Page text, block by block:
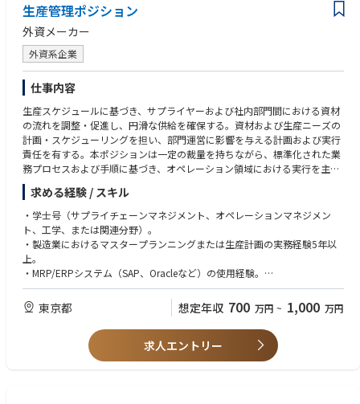
⚫ Develop and drive the facilitation of SCMR (Supply Chain Managemen
t Review) as part of the S&OP+ process framework.
⚫ Lead critical supply chain initiatives, including product launches, trans
ition management, and risk mitigation activities to minimize operational
disruption.
⚫ Support and guide supply planners through expertise, coaching, and
day-to-day collaboration while acting as a role model within the Supply
Planning function.
⚫ Collaborate with Digital, regional teams, and key stakeholders to ensu
re effective utilization, governance, and continuous improvement of pla
nning systems and tools such as ERP and FuturMaster, including plannin
g parameters, data accuracy, and process alignment.
【Context and Scope】
The Supply Planning Manager is responsible for leading end-to-end supp
ly planning activities for the Japan market, ensuring stable product avail
ability while balancing service level, inventory, and logistics cost optimiz
ation.
This role plays a critical part in strengthening overall supply capability an
d resilience by collaborating cross-functionally with Sales, Finance, Logis
tics, Manufacturing, and regional/global stakeholders. The Japan busine
ss operates with a highly complex Route-to-Market (RTM) model, includi
ng Retail, EC, D2C, and VMI operations, requiring agile and flexible suppl
y planning capabilities. In addition, the role requires close coordination
with multiple overseas manufacturing sites and regional teams to manag
生産管理ポジション
外資メーカー
外資系企業
仕事内容
生産スケジュールに基づき、サプライヤーおよび社内部門間における資材
の流れを調整・促進し、円滑な供給を確保する。資材および生産ニーズの
計画・スケジューリングを担い、部門運営に影響を与える計画および実行
責任を有する。本ポジションは一定の裁量を持ちながら、標準化された業
務プロセスおよび手順に基づき、オペレーション領域における実行を主軸
として業務を遂行する。状況に応じて判断が求められるが、基本的には上
位者の指導のもとで意思決定を行う
職務内容
・製造チームのマスタープランニング、資材管理プロセスおよび関連シス
テムを管理し、生産スケジュールおよび購買計画の策定・更新を行う。
・需要予測、生産能力、在庫レベルを考慮したバランスの取れた生産計画
・サプライチェーン各部門（製造、調達、ロジスティクス、営業など）と
の連携による計画の実行と調整。
・生産遅延、材料不足、能力制約などの問題に対する解決策の特定と実
・MRP（資材所要量計画）システムの管理と最適化。
求める経験 / スキル
・学士号（サプライチェーンマネジメント、オペレーションマネジメン
ト、工学、または関連分野）。
・製造業におけるマスタープランニングまたは生産計画の実務経験5年以
上。
・MRP/ERPシステム（SAP、Oracleなど）の使用経験。
・強力な分析能力と問題解決能力。
・優れたコミュニケーションスキルと対人関係能力。
・日本語および英語でのビジネスレベルの読み書き、会話能力。
・CPIMまたはAPICSの資格をお持ちの方歓迎。
・医療機器業界での経験尚可。
東京都 想定年収 700 万円 ~ 1,000 万円
求人エントリー